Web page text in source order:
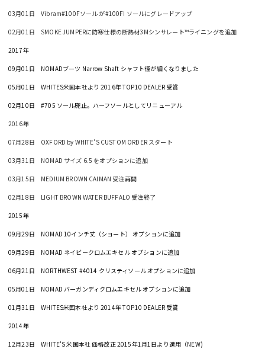
03月01日 Vibram#100Fソール が#100FI ソールにグレードアップ
02月01日 SMOKE JUMPERに防寒仕様の断熱材3Mシンサレート™ライニングを追加
2017年
09月01日 NOMADブーツ Narrow Shaft シャフト径が細くなりました
05月01日 WHITES米国本社より 2016年 TOP10 DEALER 受賞
02月10日 #705 ソール廃止。ハーフソールとしてリニューアル
2016年
07月28日 OXFORD by WHITE'S CUSTOM ORDER スタート
03月31日 NOMAD サイズ 6.5 をオプションに追加
03月15日 MEDIUM BROWN CAIMAN 受注再開
02月18日 LIGHT BROWN WATER BUFFALO 受注終了
2015年
09月29日 NOMAD 10インチ丈（ショート） オプションに追加
09月29日 NOMAD ネイビークロムエキセル オプションに追加
06月21日 NORTHWEST #4014 クリスティソール オプションに追加
05月01日 NOMAD バーガンディクロムエキセル オプションに追加
01月31日 WHITES米国本社より 2014年 TOP10 DEALER 受賞
2014年
12月23日 WHITE'S 米国本社 価格改正 2015年1月1日より適用（NEW)